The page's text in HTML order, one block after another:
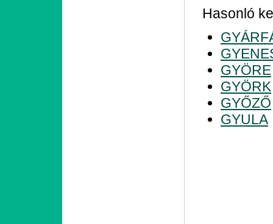
Hasonló
GYÖRE
GYÖRK
GYŐZŐ
GYULA